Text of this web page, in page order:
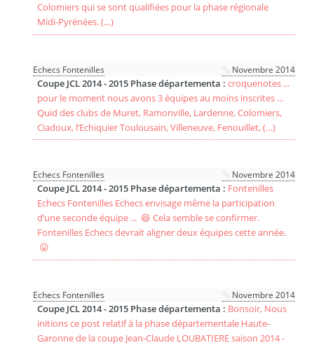
Colomiers qui se sont qualifiées pour la phase régionale
Midi-Pyrénées. (…)
Echecs Fontenilles Novembre 2014
Coupe JCL 2014 - 2015 Phase départementa :croquenotes ...
pour le moment nous avons 3 équipes au moins inscrites ...
Quid des clubs de Muret, Ramonville, Lardenne, Colomiers,
Ciadoux, l’Echiquier Toulousain, Villeneuve, Fenouillet, (…)
Echecs Fontenilles Novembre 2014
Coupe JCL 2014 - 2015 Phase départementa : Fontenilles
Echecs Fontenilles Echecs envisage même la participation
d’une seconde équipe ... 😄 Cela semble se confirmer.
Fontenilles Echecs devrait aligner deux équipes cette année.
😛
Echecs Fontenilles Novembre 2014
Coupe JCL 2014 - 2015 Phase départementa : Bonsoir, Nous
initions ce post relatif à la phase départementale Haute-
Garonne de la coupe Jean-Claude LOUBATIERE saison 2014 -